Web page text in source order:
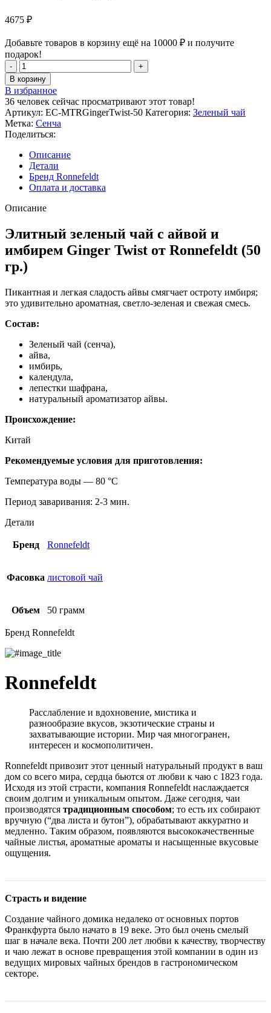
4675 ₽
Добавьте товаров в корзину ещё на 10000 ₽ и получите
подарок!
Количество
товара
Элитный
зеленый
чай
с
айвой
и
имбирем
в
Ginger
Twist
(50
гр.)
В корзину
В избранное
36 человек сейчас просматривают этот товар!
Артикул: EC-MTRGingerTwist-50 Категория: Зеленый чай
Метка: Сенча
Поделиться:
Описание
Детали
Бренд Ronnefeldt
Оплата и доставка
Описание
Элитный зеленый чай с айвой и
имбирем Ginger Twist от Ronnefeldt (50
гр.)
Пикантная и легкая сладость айвы смягчает остроту имбиря;
это удивительно ароматная, светло-зеленая и свежая смесь.
Состав:
Зеленый чай (сенча),
айва,
имбирь,
календула,
лепестки шафрана,
натуральный ароматизатор айвы.
Происхождение:
Китай
Рекомендуемые условия для приготовления:
Температура воды — 80 °С
Период заваривания: 2-3 мин.
Детали
Бренд Ronnefeldt
Фасовка листовой чай
Объем 50 грамм
Бренд Ronnefeldt
Ronnefeldt
Расслабление и вдохновение, мистика и
разнообразие вкусов, экзотические страны и
захватывающие истории. Мир чая многогранен,
интересен и космополитичен.
Ronnefeldt привозит этот ценный натуральный продукт в ваш
дом со всего мира, сердца бьются от любви к чаю с 1823 года.
Исходя из этой страсти, компания Ronnefeldt наслаждается
своим долгим и уникальным опытом. Даже сегодня, чаи
производятся традиционным способом; то есть их собирают
вручную (“два листа и бутон”), обрабатывают аккуратно и
медленно. Таким образом, появляются высококачественные
чайные листья, ароматные ароматы и насыщенные вкусовые
ощущения.
Страсть и видение
Создание чайного домика недалеко от основных портов
Франкфурта было начато в 19 веке. Это был очень смелый
шаг в начале века. Почти 200 лет любви к качеству, творчеству
и чаю лежат в основе превращения этой компании в один из
ведущих мировых чайных брендов в гастрономическом
секторе.